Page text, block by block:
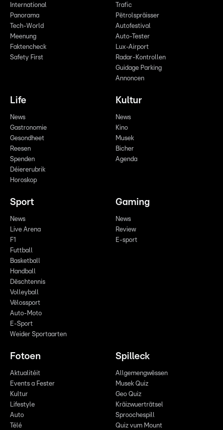
International
Panorama
Tech-World
Meenung
Faktencheck
Safety First
Trafic
Pëtrolspräisser
Autofestival
Auto-Tester
Lux-Airport
Radar-Kontrollen
Guidage Parking
Annoncen
Life
News
Gastronomie
Gesondheet
Reesen
Spenden
Déiererubrik
Horoskop
Kultur
News
Kino
Musek
Bicher
Agenda
Sport
News
Live Arena
F1
Futtball
Basketball
Handball
Dëschtennis
Volleyball
Vëlossport
Auto-Moto
E-Sport
Weider Sportaarten
Gaming
News
Review
E-sport
Fotoen
Aktualitéit
Events a Fester
Kultur
Lifestyle
Auto
Télé
Spilleck
Allgemengwëssen
Musek Quiz
Geo Quiz
Kräizwuerträtsel
Sproochespill
Quiz vum Mount